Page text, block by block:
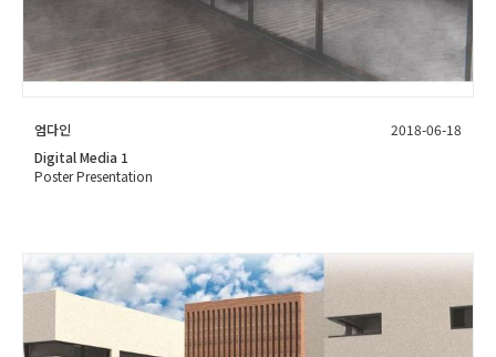
엄다인
2018-06-18
Digital Media 1
Poster Presentation